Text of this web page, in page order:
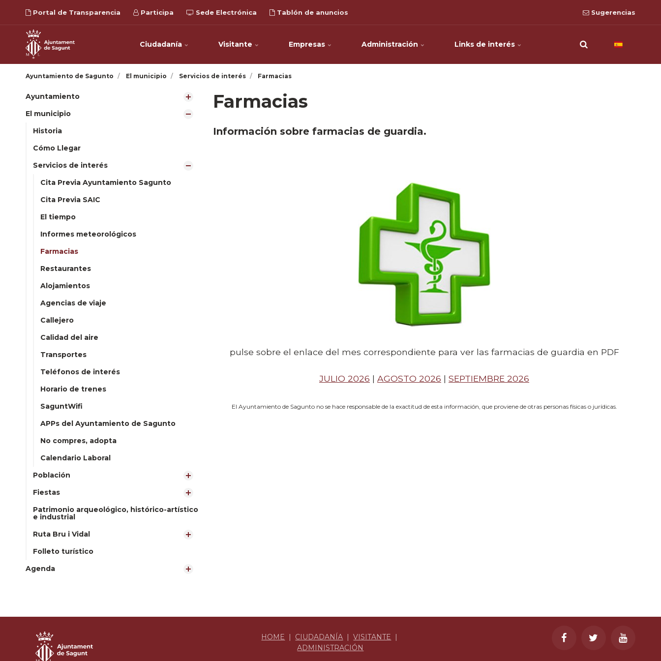
Portal de Transparencia Participa Sede Electrónica Tablón de anuncios Sugerencias
Ciudadanía Visitante Empresas Administración Links de interés
Ayuntamiento de Sagunto El municipio Servicios de interés Farmacias
Ayuntamiento
El municipio
Historia
Cómo Llegar
Servicios de interés
Cita Previa Ayuntamiento Sagunto
Cita Previa SAIC
El tiempo
Informes meteorológicos
Farmacias
Restaurantes
Alojamientos
Agencias de viaje
Callejero
Calidad del aire
Transportes
Teléfonos de interés
Horario de trenes
SaguntWifi
APPs del Ayuntamiento de Sagunto
No compres, adopta
Calendario Laboral
Población
Fiestas
Patrimonio arqueológico, histórico-artístico
e industrial
Ruta Bru i Vidal
Folleto turístico
Agenda
Farmacias
Información sobre farmacias de guardia.
pulse sobre el enlace del mes correspondiente para ver las farmacias de guardia en PDF
JULIO 2026 | AGOSTO 2026 | SEPTIEMBRE 2026
El Ayuntamiento de Sagunto no se hace responsable de la exactitud de esta información, que proviene de otras personas físicas o jurídicas.
HOME | CIUDADANÍA |VISITANTE |
ADMINISTRACIÓN